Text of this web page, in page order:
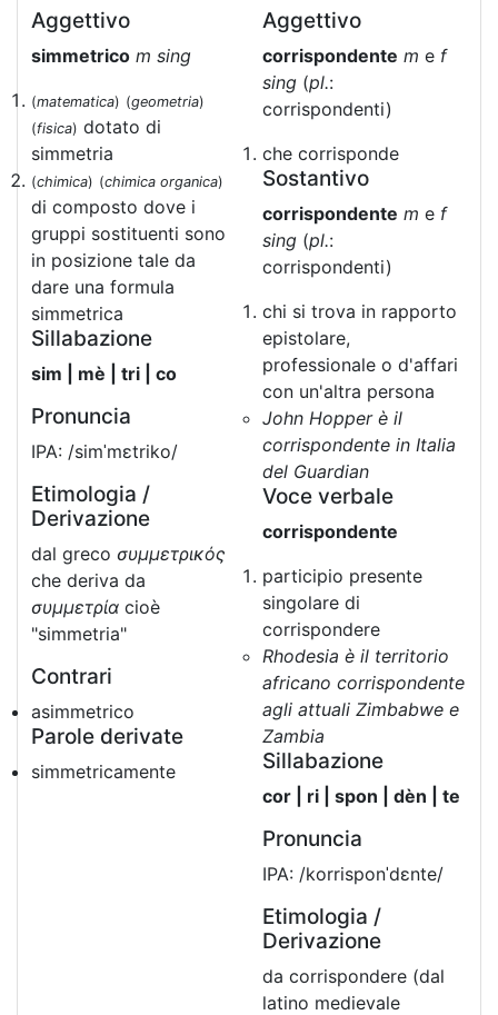
Aggettivo
simmetrico m sing
(matematica) (geometria)
(fisica) dotato di
simmetria
(chimica) (chimica organica)
di composto dove i
gruppi sostituenti sono
in posizione tale da
dare una formula
simmetrica
Sillabazione
sim | mè | tri | co
Pronuncia
IPA: /simˈmɛtriko/
Etimologia /
Derivazione
dal greco συμμετρικός
che deriva da
συμμετρία cioè
"simmetria"
Contrari
asimmetrico
Parole derivate
simmetricamente
Aggettivo
corrispondente m e f
sing (pl.:
corrispondenti)
che corrisponde
Sostantivo
corrispondente m e f
sing (pl.:
corrispondenti)
chi si trova in rapporto
epistolare,
professionale o d'affari
con un'altra persona
John Hopper è il
corrispondente in Italia
del Guardian
Voce verbale
corrispondente
participio presente
singolare di
corrispondere
Rhodesia è il territorio
africano corrispondente
agli attuali Zimbabwe e
Zambia
Sillabazione
cor | ri | spon | dèn | te
Pronuncia
IPA: /korrisponˈdɛnte/
Etimologia /
Derivazione
da corrispondere (dal
latino medievale